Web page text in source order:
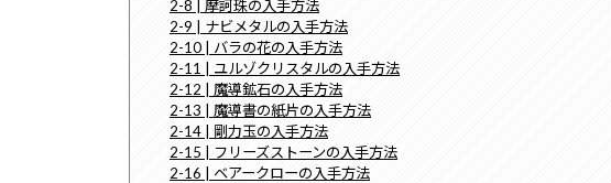
2-8 | 摩訶珠の入手方法
2-9 | ナビメタルの入手方法
2-10 | バラの花の入手方法
2-11 | ユルゾクリスタルの入手方法
2-12 | 魔導鉱石の入手方法
2-13 | 魔導書の紙片の入手方法
2-14 | 剛力玉の入手方法
2-15 | フリーズストーンの入手方法
2-16 | ベアークローの入手方法